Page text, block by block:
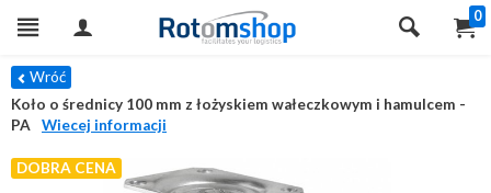
0
Wróć
Koło o średnicy 100 mm z łożyskiem wałeczkowym i hamulcem -
PA
Wiecej informacji
DOBRA CENA